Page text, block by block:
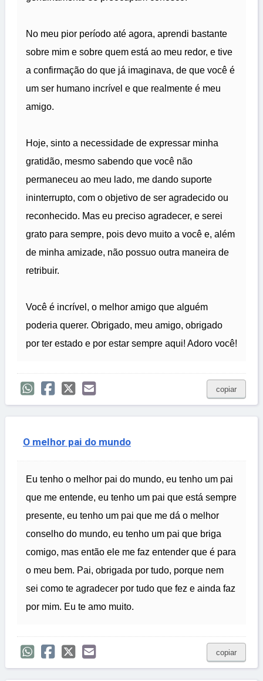
No meu pior período até agora, aprendi bastante
sobre mim e sobre quem está ao meu redor, e tive
a confirmação do que já imaginava, de que você é
um ser humano incrível e que realmente é meu
amigo.
Hoje, sinto a necessidade de expressar minha
gratidão, mesmo sabendo que você não
permaneceu ao meu lado, me dando suporte
ininterrupto, com o objetivo de ser agradecido ou
reconhecido. Mas eu preciso agradecer, e serei
grato para sempre, pois devo muito a você e, além
de minha amizade, não possuo outra maneira de
retribuir.
Você é incrível, o melhor amigo que alguém
poderia querer. Obrigado, meu amigo, obrigado
por ter estado e por estar sempre aqui! Adoro você!
copiar
O melhor pai do mundo
Eu tenho o melhor pai do mundo, eu tenho um pai
que me entende, eu tenho um pai que está sempre
presente, eu tenho um pai que me dá o melhor
conselho do mundo, eu tenho um pai que briga
comigo, mas então ele me faz entender que é para
o meu bem. Pai, obrigada por tudo, porque nem
sei como te agradecer por tudo que fez e ainda faz
por mim. Eu te amo muito.
copiar